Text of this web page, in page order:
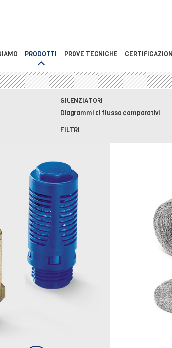
PRODOTTI PROVE TECNICHE
SILENZIATORI
Diagrammi di flusso comparativi
FILTRI